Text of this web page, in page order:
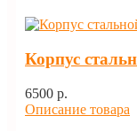
Корпус
6500 p.
Описание товара